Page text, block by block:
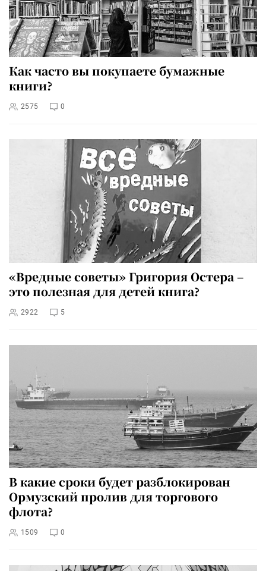
Как часто вы покупаете бумажные
книги?
2575 0
«Вредные советы» Григория Остера –
это полезная для детей книга?
2922 5
В какие сроки будет разблокирован
Ормузский пролив для торгового
флота?
1509 0